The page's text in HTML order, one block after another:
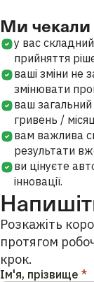
Ми чекали
у вас
прийняття
ваші зміни не
змінювати
ваш
гривень /
вам важлива
результати
ви цінуєте
інновації.
Розкажіть
протягом
крок.
Ім'я, прізвище *